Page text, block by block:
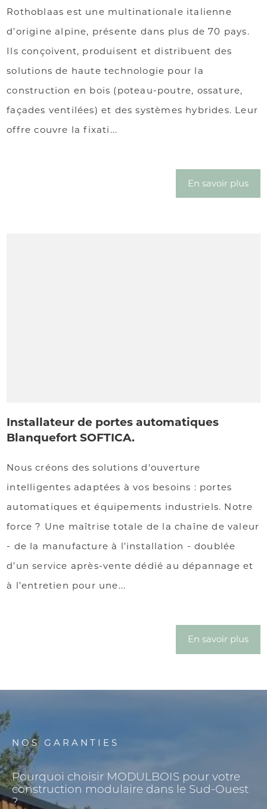
Rothoblaas est une multinationale italienne
d’origine alpine, présente dans plus de 70 pays.
Ils conçoivent, produisent et distribuent des
solutions de haute technologie pour la
construction en bois (poteau-poutre, ossature,
façades ventilées) et des systèmes hybrides. Leur
offre couvre la fixati...
En savoir plus
Installateur de portes automatiques
Blanquefort SOFTICA.
Nous créons des solutions d'ouverture
intelligentes adaptées à vos besoins : portes
automatiques et équipements industriels. Notre
force ? Une maîtrise totale de la chaîne de valeur
- de la manufacture à l’installation - doublée
d’un service après-vente dédié au dépannage et
à l’entretien pour une...
En savoir plus
NOS GARANTIES
Pourquoi choisir MODULBOIS pour votre
construction modulaire dans le Sud-Ouest
?